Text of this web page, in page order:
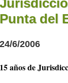
Punta del
24/6/2006
15 años de